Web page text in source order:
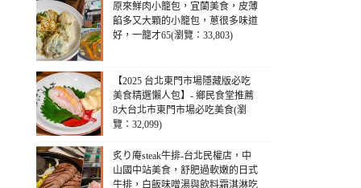
原來鮮肉小籠包，宜蘭美食，皮薄
餡多又大顆的小籠包，蔥很多味道
好，一籠才65(瀏覽：33,803)
【2025 台北東門市場隱藏版必吃
美食精選懶人包】- 鄉民食堂推薦
8大台北市東門市場必吃美食(瀏
覽：32,099)
炙り庵steak牛排-台北民權店，中
山國中站美食，舒肥過軟嫩的日式
牛排，白飯味噌湯與飲料霜淇淋吃